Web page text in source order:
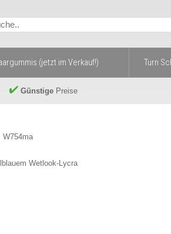
(jetzt im Verkauf!) Turn
Günstige Preise
W754ma
Wetlook-Lycra